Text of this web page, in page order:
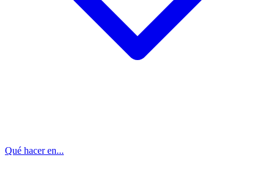
Qué hacer en...